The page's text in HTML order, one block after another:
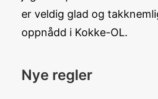
er veldig glad og
oppnådd i Kokke-OL.
Nye regler